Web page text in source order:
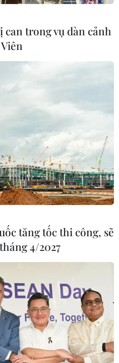
can trong vụ dàn cảnh
tăng tốc thi công, sẽ
4/2027